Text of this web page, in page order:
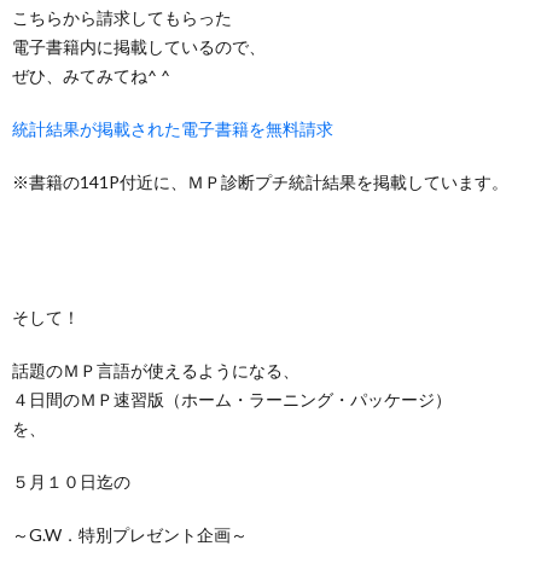
こちらから請求してもらった
電子書籍内に掲載しているので、
ぜひ、みてみてね^ ^
統計結果が掲載された電子書籍を無料請求
※書籍の141P付近に、ＭＰ診断プチ統計結果を掲載しています。
そして！
話題のＭＰ言語が使えるようになる、
４日間のＭＰ速習版（ホーム・ラーニング・パッケージ）
を、
５月１０日迄の
～G.W．特別プレゼント企画～